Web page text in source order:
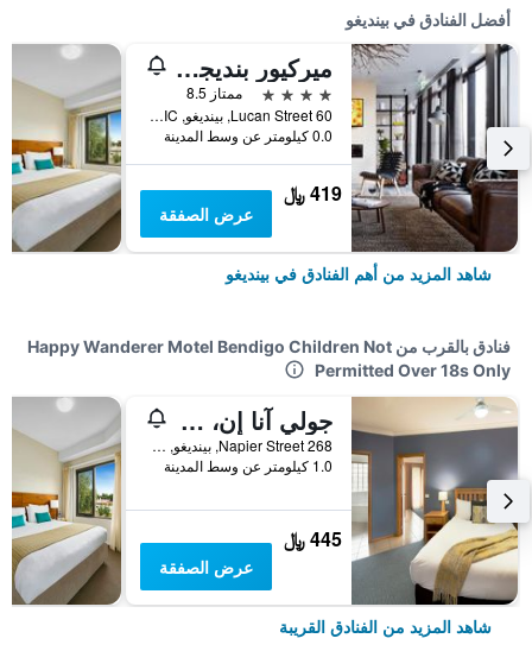
أفضل الفنادق في بينديغو
ميركيور بنديجو شالر
4 نجوم
ممتاز 8.5
60 Lucan Street, بينديغو, VIC, أستراليا
0.0 كيلومتر عن وسط المدينة
419 ﷼
عرض الصفقة
شاهد المزيد من أهم الفنادق في بينديغو
فنادق بالقرب من Happy Wanderer Motel Bendigo Children Not
Permitted Over 18s Only
جولي آنا إن، بنديجو
268 Napier Street, بينديغو, VIC, أستراليا
1.0 كيلومتر عن وسط المدينة
445 ﷼
عرض الصفقة
شاهد المزيد من الفنادق القريبة